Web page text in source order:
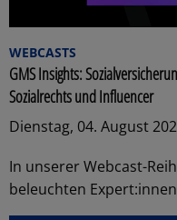
WEBCASTS
GMS Insights:
Sozialrechts und Influencer
Dienstag, 04. August
In unserer Webcast-
beleuchten